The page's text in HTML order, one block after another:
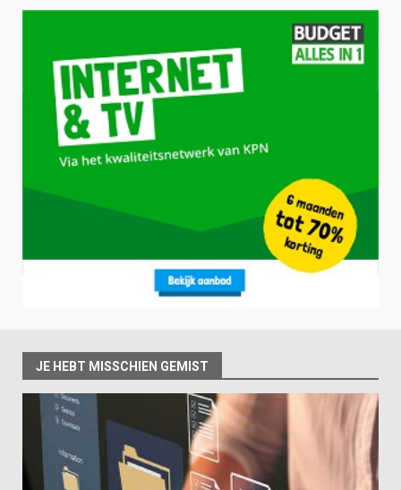
JE HEBT MISSCHIEN GEMIST